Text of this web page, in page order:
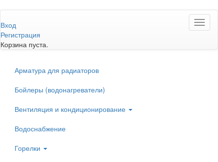
к
основному
содержанию
Вход
Регистрация
Корзина пуста.
Арматура для радиаторов
Бойлеры (водонагреватели)
Вентиляция и кондиционирование
Водоснабжение
Горелки